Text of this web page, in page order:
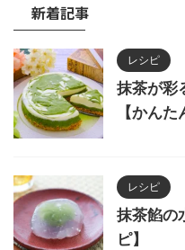
新着記事
レシピ
抹茶が彩
【かんた
レシピ
抹茶餡の
ピ】